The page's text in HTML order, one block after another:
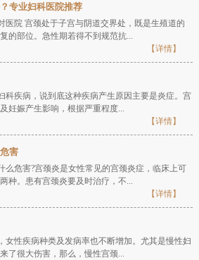
专业妇科医院推荐
医院 宫颈处于子宫与阴道交界处，既是生殖道的
的部位。急性期若得不到规范抗...
【详情】
科疾病，说到底这种疾病产生原因主要是炎症。宫
妊娠产生影响，根据严重程度...
【详情】
害
么危害?宫颈炎是女性常见的宫颈炎症，临床上可
种。患有宫颈炎要及时治疗，不...
【详情】
女性疾病种类及发病率也不断增加。尤其是慢性妇
了很大伤害，那么，慢性宫颈...